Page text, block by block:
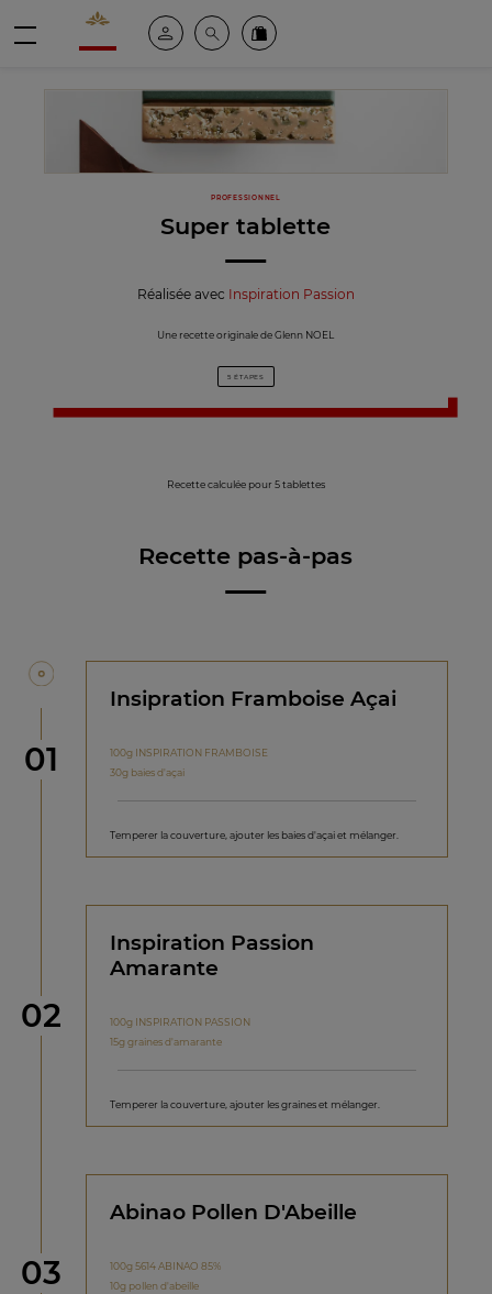
Valrhona - Imaginons le meilleur du chocolat
Espace clientRechercheCommandez en ligne
PROFESSIONNEL
Super tablette
Réalisée avec Inspiration Passion
Une recette originale de Glenn NOEL
5 ÉTAPES
Recette calculée pour 5 tablettes
Recette pas-à-pas
étape
01
Insipration Framboise Açai
100g INSPIRATION FRAMBOISE
30g baies d'açai
Temperer la couverture, ajouter les baies d'açai et mélanger.
étape
02
Inspiration Passion
Amarante
100g INSPIRATION PASSION
15g graines d'amarante
Temperer la couverture, ajouter les graines et mélanger.
étape
03
Abinao Pollen D'Abeille
100g 5614 ABINAO 85%
10g pollen d'abeille